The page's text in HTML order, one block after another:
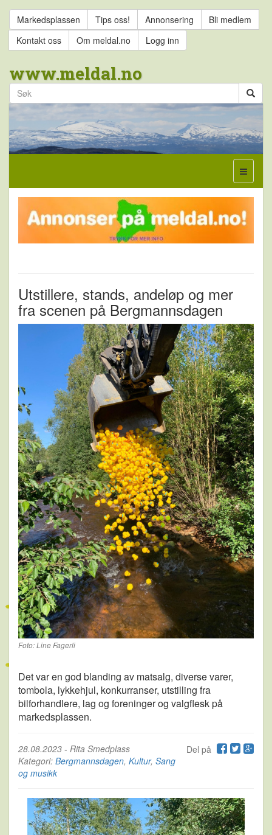
Markedsplassen Tips oss! Annonsering
Bli medlem
Kontakt oss
Om meldal.no Logg inn
www.meldal.no
Utstillere, stands, andeløp og mer
fra scenen på Bergmannsdagen
Foto: Line Fagerli
Det var en god blanding av matsalg, diverse varer,
tombola, lykkehjul, konkurranser, utstilling fra
bilforhandlere, lag og foreninger og valgflesk på
markedsplassen.
Del på
28.08.2023 - Rita Smedplass
Kategori: Bergmannsdagen, Kultur, Sang
og musikk